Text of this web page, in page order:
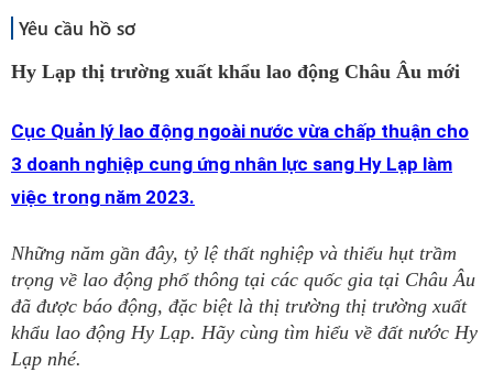
Yêu cầu hồ sơ
Hy Lạp thị trường xuất khẩu lao động Châu Âu mới
Cục Quản lý lao động ngoài nước vừa chấp thuận cho
3 doanh nghiệp cung ứng nhân lực sang Hy Lạp làm
việc trong năm 2023.
Những năm gần đây, tỷ lệ thất nghiệp và thiếu hụt trầm
trọng về lao động phổ thông tại các quốc gia tại Châu Âu
đã được báo động, đặc biệt là thị trường thị trường xuất
khẩu lao động Hy Lạp. Hãy cùng tìm hiểu về đất nước Hy
Lạp nhé.